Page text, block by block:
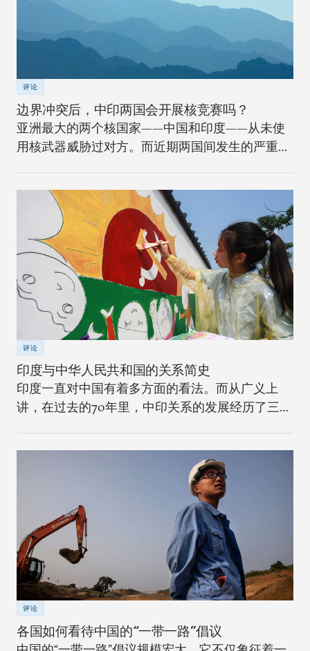
评论
边界冲突后，中印两国会开展核竞赛吗？
亚洲最大的两个核国家——中国和印度——从未使
用核武器威胁过对方。而近期两国间发生的严重边
评论
印度与中华人民共和国的关系简史
印度一直对中国有着多方面的看法。而从广义上
讲，在过去的70年里，中印关系的发展经历了三个
评论
各国如何看待中国的“一带一路”倡议